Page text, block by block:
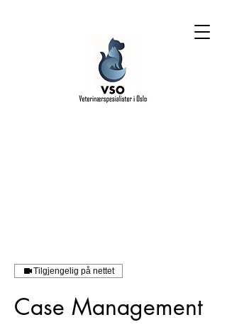
Tilgjengelig på nettet
Case Management